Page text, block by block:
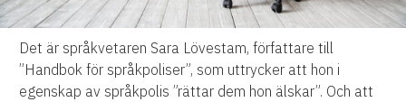
Det är språkvetaren Sara Lövestam, författare till
”Handbok för språkpoliser”, som uttrycker att hon i
egenskap av språkpolis ”rättar dem hon älskar”. Och att